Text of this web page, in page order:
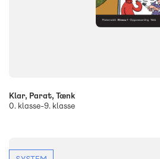
Klar, Parat, Tænk
0. klasse-9. klasse